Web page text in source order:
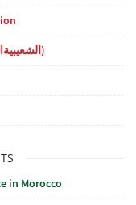
Chaibia Past Half Century of Career (الشعيبيةالعدراوي)
in Morocco